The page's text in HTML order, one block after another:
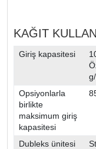
KAĞIT
Giriş kapasitesi
Opsiyonlarla
birlikte
maksimum giriş
kapasitesi
Dubleks ünitesi